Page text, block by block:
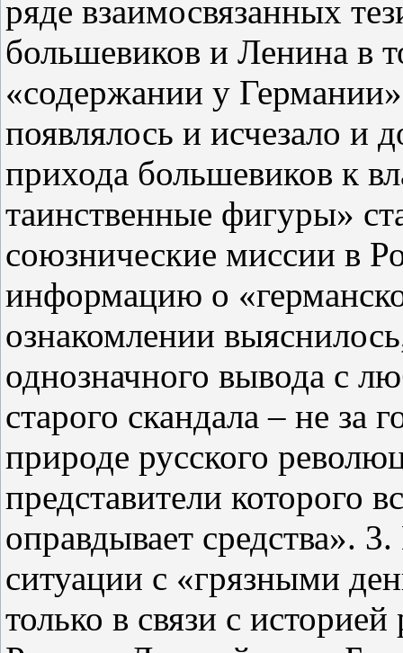
ряде взаимосвязанных
большевиков и Ленина в
«содержании у
появлялось и исчезало и
прихода большевиков к
таинственные фигуры»
союзнические миссии в
информацию о
ознакомлении
однозначного вывода с
старого скандала – не за
природе русского
представители которого
оправдывает средства».
ситуации с «грязными
только в связи с